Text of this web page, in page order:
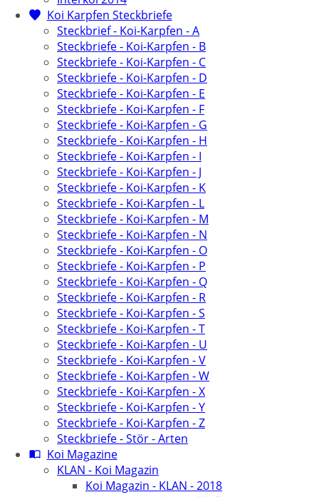
Koi Karpfen Steckbriefe
Steckbrief - Koi-Karpfen - A
Steckbriefe - Koi-Karpfen - B
Steckbriefe - Koi-Karpfen - C
Steckbriefe - Koi-Karpfen - D
Steckbriefe - Koi-Karpfen - E
Steckbriefe - Koi-Karpfen - F
Steckbriefe - Koi-Karpfen - G
Steckbriefe - Koi-Karpfen - H
Steckbriefe - Koi-Karpfen - I
Steckbriefe - Koi-Karpfen - J
Steckbriefe - Koi-Karpfen - K
Steckbriefe - Koi-Karpfen - L
Steckbriefe - Koi-Karpfen - M
Steckbriefe - Koi-Karpfen - N
Steckbriefe - Koi-Karpfen - O
Steckbriefe - Koi-Karpfen - P
Steckbriefe - Koi-Karpfen - Q
Steckbriefe - Koi-Karpfen - R
Steckbriefe - Koi-Karpfen - S
Steckbriefe - Koi-Karpfen - T
Steckbriefe - Koi-Karpfen - U
Steckbriefe - Koi-Karpfen - V
Steckbriefe - Koi-Karpfen - W
Steckbriefe - Koi-Karpfen - X
Steckbriefe - Koi-Karpfen - Y
Steckbriefe - Koi-Karpfen - Z
Steckbriefe - Stör - Arten
Koi Magazine
KLAN - Koi Magazin
Koi Magazin - KLAN - 2018